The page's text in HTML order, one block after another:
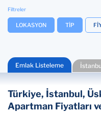
Filtreler
LOKASYON TİP
Emlak Listeleme
Türkiye, İstanbul,
Apartman Fiyatları